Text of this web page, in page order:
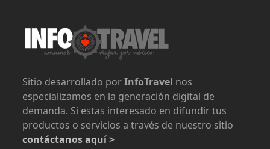
Sitio desarrollado porInfoTravel nos
especializamos en la generación digital de
demanda. Si estas interesado en difundir tus
productos o servicios a través de nuestro sitio
contáctanos aquí >